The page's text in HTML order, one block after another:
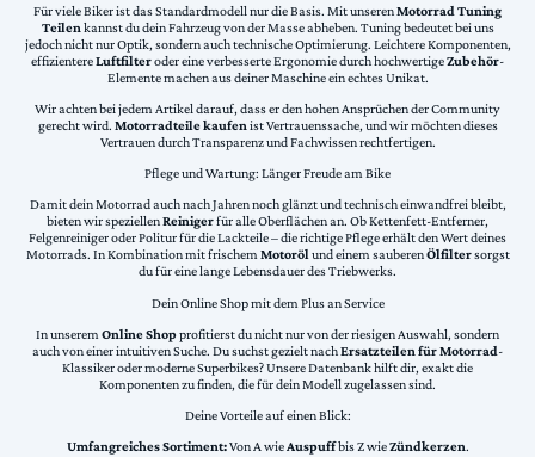
Für viele Biker ist das Standardmodell nur die Basis. Mit unserenMotorrad Tuning
Teilen kannst du dein Fahrzeug von der Masse abheben. Tuning bedeutet bei uns
jedoch nicht nur Optik, sondern auch technische Optimierung. Leichtere Komponenten,
effizientereLuftfilteroder eine verbesserte Ergonomie durch hochwertigeZubehör-
Elemente machen aus deiner Maschine ein echtes Unikat.
Wir achten bei jedem Artikel darauf, dass er den hohen Ansprüchen der Community
gerecht wird. Motorradteile kaufen ist Vertrauenssache, und wir möchten dieses
Vertrauen durch Transparenz und Fachwissen rechtfertigen.
Pflege und Wartung: Länger Freude am Bike
Damit dein Motorrad auch nach Jahren noch glänzt und technisch einwandfrei bleibt,
bieten wir speziellenReinigerfür alle Oberflächen an. Ob Kettenfett-Entferner,
Felgenreiniger oder Politur für die Lackteile – die richtige Pflege erhält den Wert deines
Motorrads. In Kombination mit frischemMotorölund einem sauberenÖlfiltersorgst
du für eine lange Lebensdauer des Triebwerks.
Dein Online Shop mit dem Plus an Service
In unserem Online Shopprofitierst du nicht nur von der riesigen Auswahl, sondern
auch von einer intuitiven Suche. Du suchst gezielt nachErsatzteilen für Motorrad-
Klassiker oder moderne Superbikes? Unsere Datenbank hilft dir, exakt die
Komponenten zu finden, die für dein Modell zugelassen sind.
Deine Vorteile auf einen Blick:
Umfangreiches Sortiment:Von A wieAuspuffbis Z wieZündkerzen.